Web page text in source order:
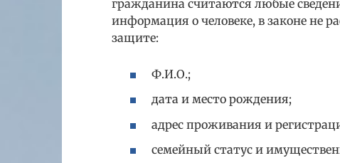
гражданина считаются любые
информация о человеке, в законе не
защите:
Ф.И.О.;
дата и место рождения;
адрес проживания и
семейный статус и